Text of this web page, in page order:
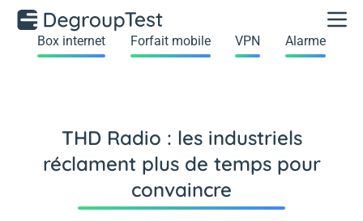
Box internet Forfait mobile VPN Alarme
THD Radio : les industriels
réclament plus de temps pour
convaincre